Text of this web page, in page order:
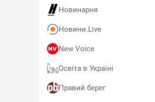
Новинарня
Новини.Live
New Voice
Освіта в Україні
Правий берег